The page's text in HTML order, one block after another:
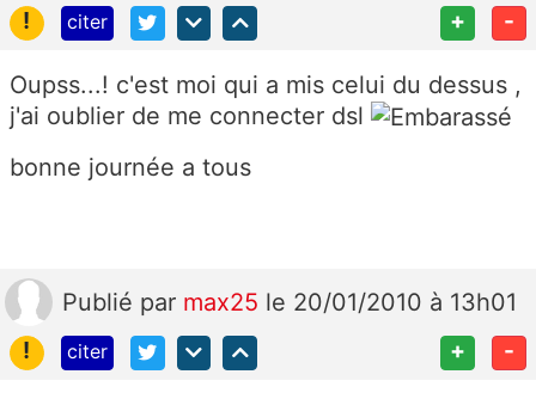
!
citer + -
Oupss...! c'est moi qui a mis celui du dessus ,
j'ai oublier de me connecter dsl
bonne journée a tous
Publié par max25 le 20/01/2010 à 13h01
!
citer + -